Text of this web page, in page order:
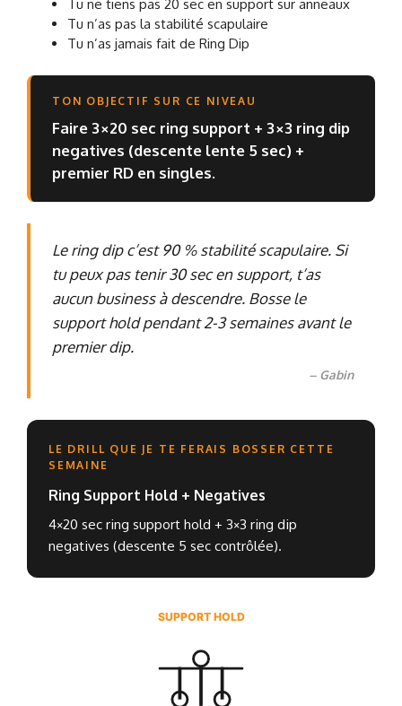
Tu ne tiens pas 20 sec en support sur anneaux
Tu n’as pas la stabilité scapulaire
Tu n’as jamais fait de Ring Dip
TON OBJECTIF SUR CE NIVEAU
Faire 3×20 sec ring support + 3×3 ring dip
negatives (descente lente 5 sec) +
premier RD en singles.
Le ring dip c’est 90 % stabilité scapulaire. Si
tu peux pas tenir 30 sec en support, t’as
aucun business à descendre. Bosse le
support hold pendant 2-3 semaines avant le
premier dip.
– Gabin
LE DRILL QUE JE TE FERAIS BOSSER CETTE
SEMAINE
Ring Support Hold + Negatives
4×20 sec ring support hold + 3×3 ring dip
negatives (descente 5 sec contrôlée).
SUPPORT HOLD